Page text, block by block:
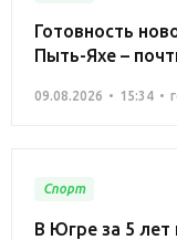
Готовность
Пыть-Яхе –
09.08.2026 15:34
Спорт
В Югре за 5